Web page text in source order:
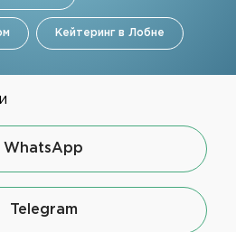
Кейтеринг в Лобне
WhatsApp
Telegram